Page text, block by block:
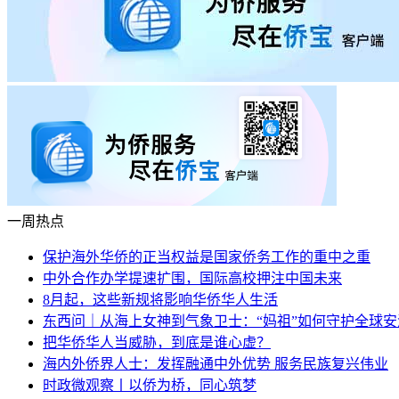
一周热点
保护海外华侨的正当权益是国家侨务工作的重中之重
中外合作办学提速扩围，国际高校押注中国未来
8月起，这些新规将影响华侨华人生活
东西问｜从海上女神到气象卫士：“妈祖”如何守护全球
把华侨华人当威胁，到底是谁心虚？
海内外侨界人士：发挥融通中外优势 服务民族复兴伟业
时政微观察丨以侨为桥，同心筑梦